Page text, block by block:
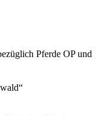
Pferde OP und